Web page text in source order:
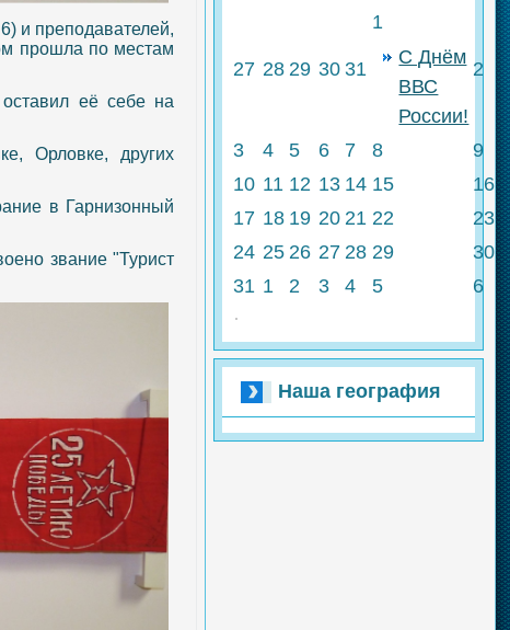
и преподавателей,
прошла по местам
её себе на
Орловке, других
в Гарнизонный
звание "Турист
27 28 29 30 31
1
С Днём
ВВС
России!
2
3 4 5 6 7 8
9
10 11 12 13 14 15
16
17 18 19 20 21 22
23
24 25 26 27 28 29
30
31 1 2 3 4 5 6
Наша география